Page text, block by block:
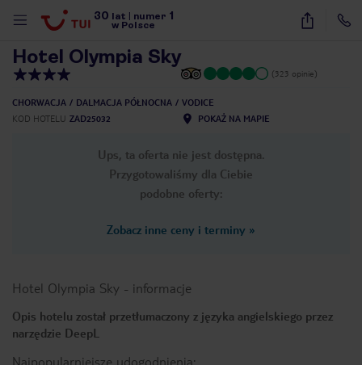
30 lat numer 1
w Polsce
10
Hotel Olympia Sky
(323 opinie)
CHORWACJA DALMACJA PÓŁNOCNA
VODICE
KOD HOTELU ZAD25032 POKAŻ NA MAPIE
Ups, ta oferta nie jest dostępna.
Przygotowaliśmy dla Ciebie
podobne oferty:
Zobacz inne ceny i terminy »
Hotel Olympia Sky - informacje
Opis hotelu został przetłumaczony z języka angielskiego przez
narzędzie DeepL
Najpopularniejsze udogodnienia: